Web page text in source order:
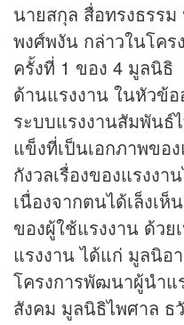
นายสกุล สื่อทรงธรร
พงศ์พงัน กล่าวในโคร
ครั้งที่ 1 ของ 4 มูลนิธิ
ด้านแรงงาน ในหัวข้
ระบบแรงงานสัมพันธ์
แข็งที่เป็นเอกภาพขอ
กังวลเรื่องของแรงง
เนื่องจากตนได้เล็งเ
ของผู้ใช้แรงงาน ด้ว
แรงงาน ได้แก่ มูลนิ
โครงการพัฒนาผู้นำ
สังคม มูลนิธิไพศาล